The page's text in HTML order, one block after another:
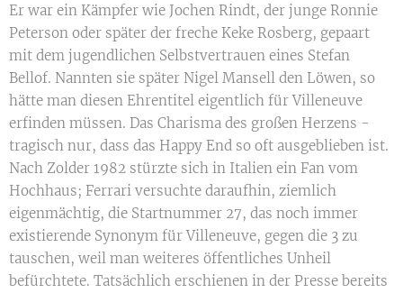
Er war ein Kämpfer wie Jochen Rindt, der junge Ronnie
Peterson oder später der freche Keke Rosberg, gepaart
mit dem jugendlichen Selbstvertrauen eines Stefan
Bellof. Nannten sie später Nigel Mansell den Löwen, so
hätte man diesen Ehrentitel eigentlich für Villeneuve
erfinden müssen. Das Charisma des großen Herzens -
tragisch nur, dass das Happy End so oft ausgeblieben ist.
Nach Zolder 1982 stürzte sich in Italien ein Fan vom
Hochhaus; Ferrari versuchte daraufhin, ziemlich
eigenmächtig, die Startnummer 27, das noch immer
existierende Synonym für Villeneuve, gegen die 3 zu
tauschen, weil man weiteres öffentliches Unheil
befürchtete. Tatsächlich erschienen in der Presse bereits